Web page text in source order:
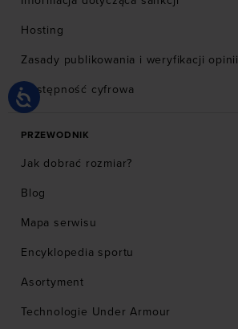
Hosting
Zasady publikowania i weryfikacji opinii
Dostępność cyfrowa
PRZEWODNIK
Jak dobrać rozmiar?
Blog
Mapa serwisu
Encyklopedia sportu
Asortyment
Technologie Under Armour